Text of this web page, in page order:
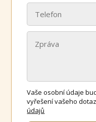
Vaše osobní údaje
vyřešení vašeho
údajů